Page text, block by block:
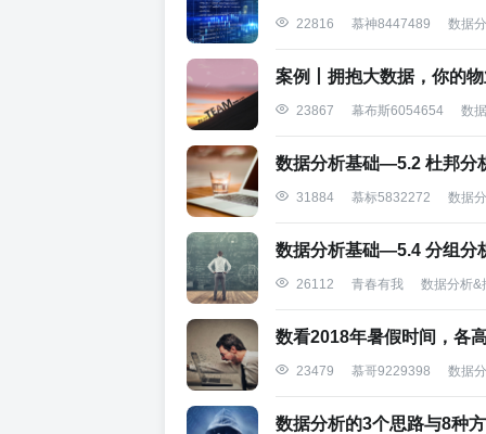
22816 慕神8447489 数据
案例丨拥抱大数据，你的
23867 幕布斯6054654 数
数据分析基础—5.2 杜邦分
31884 慕标5832272 数据
数据分析基础—5.4 分组分
26112 青春有我 数据分析&
数看2018年暑假时间，各
23479 慕哥9229398 数据
数据分析的3个思路与8种